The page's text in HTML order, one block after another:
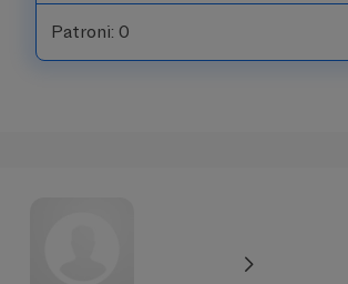
Patroni: 0